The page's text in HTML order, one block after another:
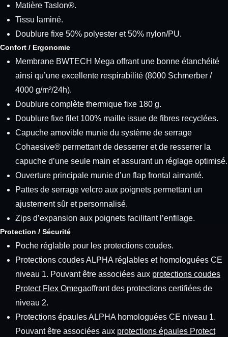
Matière Taslon®.
Tissu laminé.
Doublure fixe 50% polyester et 50% nylon/PU.
Confort / Ergonomie
Membrane BWTECH Mega offrant une bonne étanchéité
ainsi qu’une excellente respirabilité (8000 Schmerber /
4000 g/m²/24h).
Doublure complète thermique fixe 180 g.
Doublure fixe filet 100% maille issue de fibres recyclées.
Capuche amovible munie du système de serrage
Cohaesive® permettant de desserrer et de resserrer la
capuche d’une seule main et assurant un réglage optimisé.
Ouverture principale munie d’un flap frontal aimanté.
Pattes de serrage velcro aux poignets permettant un
ajustement sûr et personnalisé.
Zips d’expansion aux poignets facilitant l’enfilage.
Protection / Sécurité
Poche réglable pour les protections coudes.
Protections coudes ALPHA réglables et homologuées CE
niveau 1. Pouvant être associées aux protections coudes
Protect Flex Omegaoffrant des protections certifiées de
niveau 2.
Protections épaules ALPHA homologuées CE niveau 1.
Pouvant être associées aux protections épaules Protect